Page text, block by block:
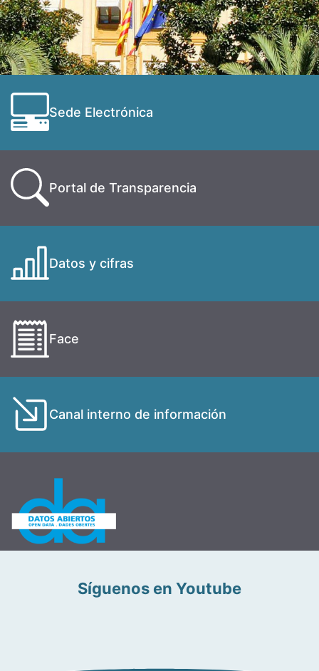
Sede Electrónica
Portal de Transparencia
Datos y cifras
Face
Canal interno de información
Síguenos en Youtube